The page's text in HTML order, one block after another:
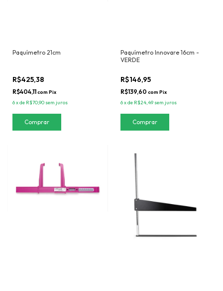
Paquímetro 21cm
R$425,38
R$404,11com Pix
6xde R$70,90 sem juros
Paquímetro Innovare 16cm -
VERDE
R$146,95
R$139,60 com Pix
6xde R$24,49 sem juros